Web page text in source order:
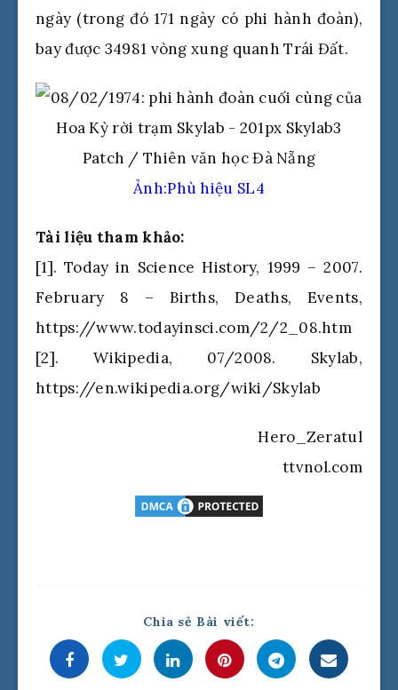
ngày (trong đó 171 ngày có phi hành đoàn),
bay được 34981 vòng xung quanh Trái Đất.
Ảnh:Phù hiệu SL4
Tài liệu tham khảo:
[1]. Today in Science History, 1999 – 2007.
February 8 – Births, Deaths, Events,
https://www.todayinsci.com/2/2_08.htm
[2]. Wikipedia, 07/2008. Skylab,
https://en.wikipedia.org/wiki/Skylab
Hero_Zeratul
ttvnol.com
Chia sẻ Bài viết: